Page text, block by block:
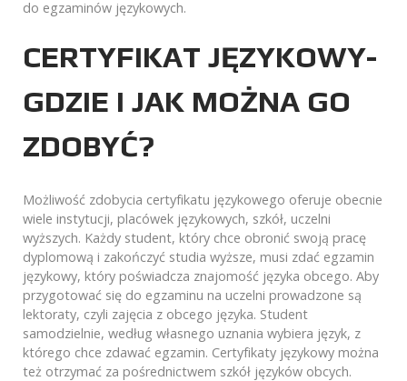
do egzaminów językowych.
CERTYFIKAT JĘZYKOWY-
GDZIE I JAK MOŻNA GO
ZDOBYĆ?
Możliwość zdobycia certyfikatu językowego oferuje obecnie
wiele instytucji, placówek językowych, szkół, uczelni
wyższych. Każdy student, który chce obronić swoją pracę
dyplomową i zakończyć studia wyższe, musi zdać egzamin
językowy, który poświadcza znajomość języka obcego. Aby
przygotować się do egzaminu na uczelni prowadzone są
lektoraty, czyli zajęcia z obcego języka. Student
samodzielnie, według własnego uznania wybiera język, z
którego chce zdawać egzamin. Certyfikaty językowy można
też otrzymać za pośrednictwem szkół języków obcych.